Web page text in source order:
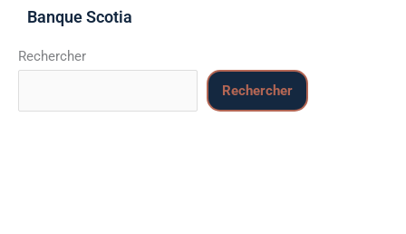
Banque Scotia
Rechercher
Rechercher